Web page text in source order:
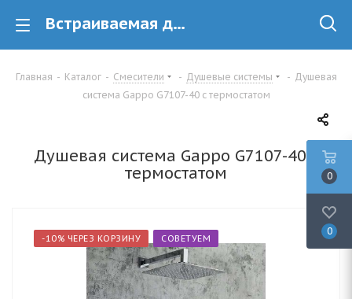
Встраиваемая душевая система Gappo G7107-40 с термостатом в Минске
Главная - Каталог - Смесители - Душевые системы - Душевая
система Gappo G7107-40 с термостатом
Душевая система Gappo G7107-40 с
термостатом
-10% ЧЕРЕЗ КОРЗИНУ СОВЕТУЕМ
0
0